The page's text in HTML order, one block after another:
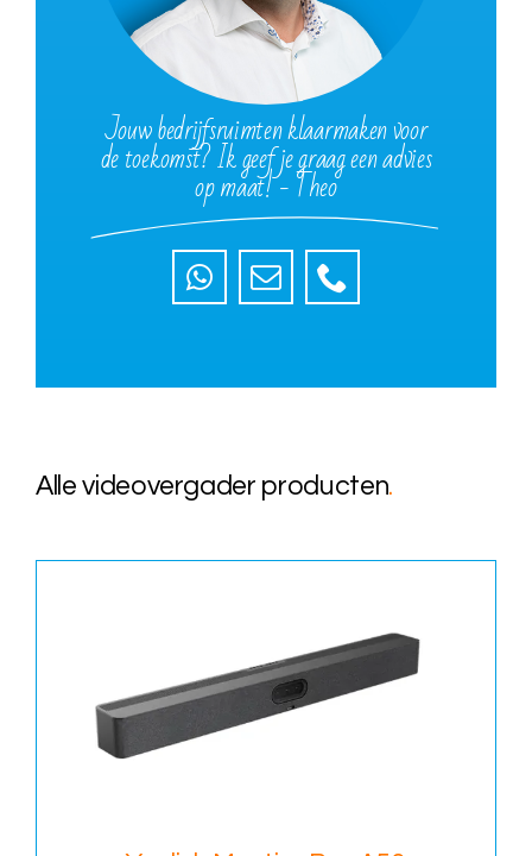
Jouw bedrijfsruimten klaarmaken voor
de toekomst? Ik geef je graag een advies
op maat! - Theo
Alle videovergader producten.